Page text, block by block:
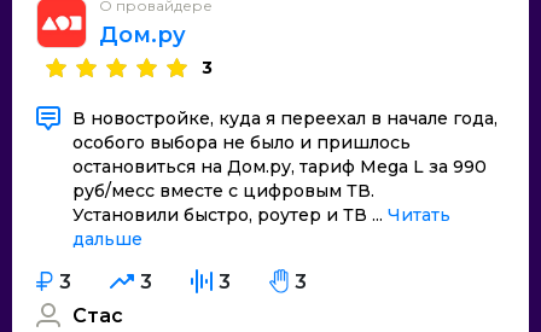
О провайдере
Дом.ру
3
В новостройке, куда я переехал в начале года,
особого выбора не было и пришлось
остановиться на Дом.ру, тариф Mega L за 990
руб/месс вместе с цифровым ТВ.
Установили быстро, роутер и ТВ ... Читать
дальше
3 3 3
3
Стас